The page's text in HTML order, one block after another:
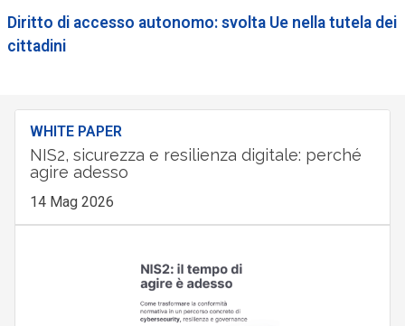
Diritto di accesso autonomo: svolta Ue nella tutela dei
cittadini
WHITE PAPER
NIS2, sicurezza e resilienza digitale: perché
agire adesso
14 Mag 2026